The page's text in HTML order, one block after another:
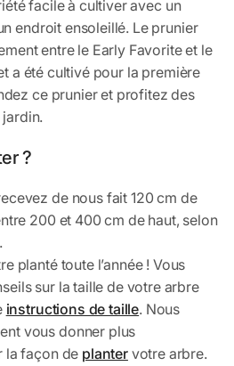
facile à cultiver avec un
endroit ensoleillé. Le prunier
entre le Early Favorite et le
a été cultivé pour la première
ce prunier et profitez des
?
de nous fait 120 cm de
200 et 400 cm de haut, selon
planté toute l’année ! Vous
sur la taille de votre arbre
instructions de taille. Nous
vous donner plus
la façon de plantervotre arbre.